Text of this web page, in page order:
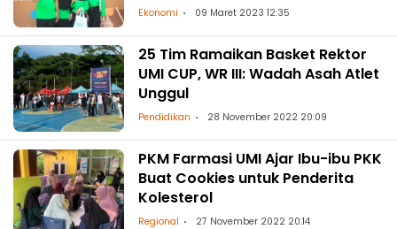
Ekonomi 09 Maret 2023 12:35
25 Tim Ramaikan Basket Rektor
UMI CUP, WR III: Wadah Asah Atlet
Unggul
Pendidikan 28 November 2022 20:09
PKM Farmasi UMI Ajar Ibu-ibu PKK
Buat Cookies untuk Penderita
Kolesterol
Regional 27 November 2022 20:14